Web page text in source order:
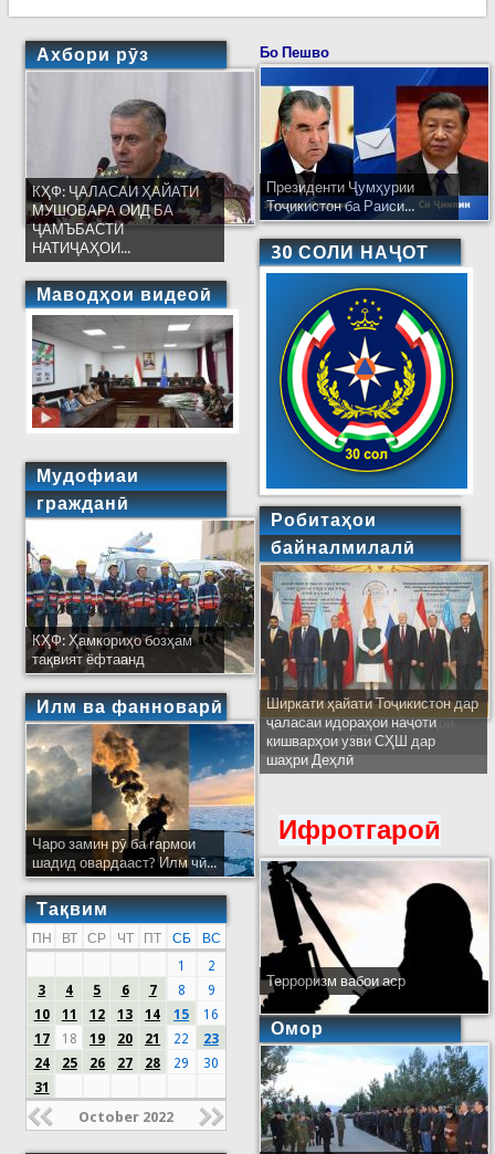
Ахбори рӯз
КҲФ: ҶАЛАСАИ ҲАЙАТИ
МУШОВАРА ОИД БА
ҶАМЪБАСТИ
НАТИҶАҲОИ...
Маводҳои видеоӣ
Мудофиаи
гражданӣ
КҲФ: Ҳамкориҳо бозҳам
тақвият ёфтаанд
Илм ва фанноварӣ
Чаро замин рӯ ба гармои
шадид овардааст? Илм чӣ...
Тақвим
ПН ВТ СР ЧТ ПТ СБ
ВС
1
2
3
4 5 6 7 8
9
10
11 12 13 14 15
16
17
18 19 20 21 22
23
24
25 26 27 28 29
30
31
October 2022
Бо Пешво
Президенти Ҷумҳурии
Тоҷикистон ба Раиси...
30 СОЛИ НАҶОТ
Робитаҳои
байналмилалӣ
Ширкати ҳайати Тоҷикистон дар
ҷаласаи идораҳои наҷоти
кишварҳои узви СҲШ дар
шаҳри Деҳлӣ
Ифротгароӣ
Терроризм вабои аср
Омор